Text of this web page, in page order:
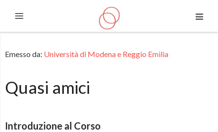
Espandi
Emesso da: Università di Modena e Reggio Emilia
Quasi amici
Introduzione al Corso